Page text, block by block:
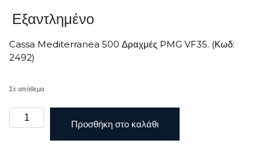
Εξαντλημένο
Cassa Mediterranea 500 Δραχμές PMG VF35. (Κωδ:
2492)
Σε απόθεμα
Cassa
MediterraneaΠροσθήκη στο καλάθι